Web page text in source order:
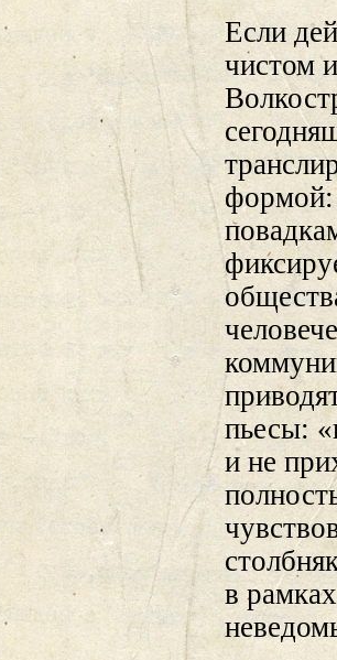
Если
чистом
формой:
пьесы:
и не
в